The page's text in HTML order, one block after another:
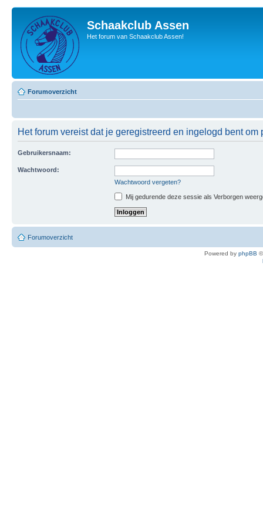
Schaakclub Assen
Het forum van Schaakclub Assen!
Forumoverzicht
Het forum vereist dat je geregistreerd en ingelogd bent om
Gebruikersnaam:
Wachtwoord:
Wachtwoord vergeten?
Mij gedurende deze sessie als Verborgen
Forumoverzicht
Powered by phpBB